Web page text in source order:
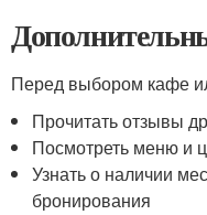
Перед выбором кафе
Прочитать отзывы
Посмотреть меню и
Узнать о наличии
бронирования